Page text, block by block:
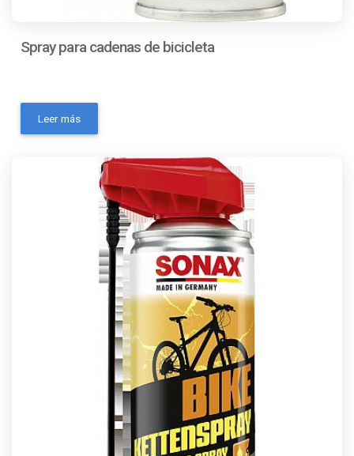
Spray para cadenas de bicicleta
cadenas- Codigo Ean: 4064700493803- Código
universal de producto: No Aplica- Condición del ítem:
ml- Consistencia: AerosolContactanos a traves de los
siguientes medios: Whatsapp Correo electronico
Leer más